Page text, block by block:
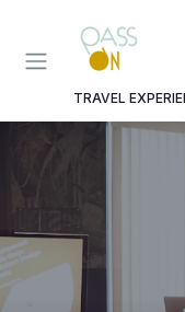
TRAVEL